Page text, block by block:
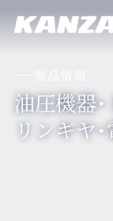
製品情報
油圧機器
リンギヤ